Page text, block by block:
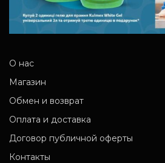
О нас
Магазин
Обмен и возврат
Оплата и доставка
Договор публичной оферты
Контакты